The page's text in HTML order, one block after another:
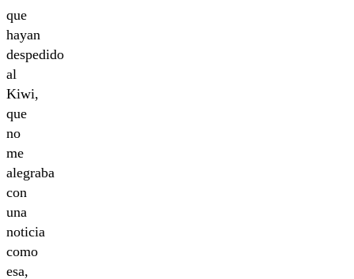
que
hayan
despedido
al
Kiwi,
que
no
me
alegraba
con
una
noticia
como
esa,